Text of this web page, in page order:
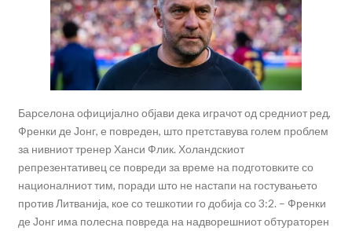
Барселона официјално објави дека играчот од средниот ред,
Френки де Јонг, е повреден, што претставува голем проблем
за нивниот тренер Ханси Флик. Холандскиот
репрезентативец се повреди за време на подготовките со
националниот тим, поради што не настапи на гостувањето
против Литванија, кое со тешкотии го добија со 3:2. – Френки
де Јонг има полесна повреда на надворешниот обтураторен